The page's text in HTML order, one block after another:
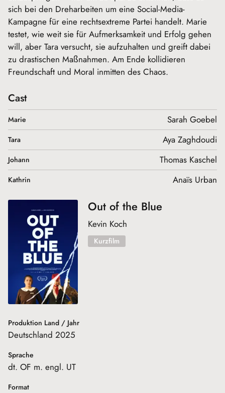
sich bei den Dreharbeiten um eine Social-Media-
Kampagne für eine rechtsextreme Partei handelt. Marie
testet, wie weit sie für Aufmerksamkeit und Erfolg gehen
will, aber Tara versucht, sie aufzuhalten und greift dabei
zu drastischen Maßnahmen. Am Ende kollidieren
Freundschaft und Moral inmitten des Chaos.
Cast
Marie Sarah Goebel
Tara Aya Zaghdoudi
Johann Thomas Kaschel
Kathrin Anaïs Urban
Out of the Blue
Kevin Koch
Kurzfilm
Produktion Land / Jahr
Deutschland 2025
Sprache
dt. OF m. engl. UT
Format